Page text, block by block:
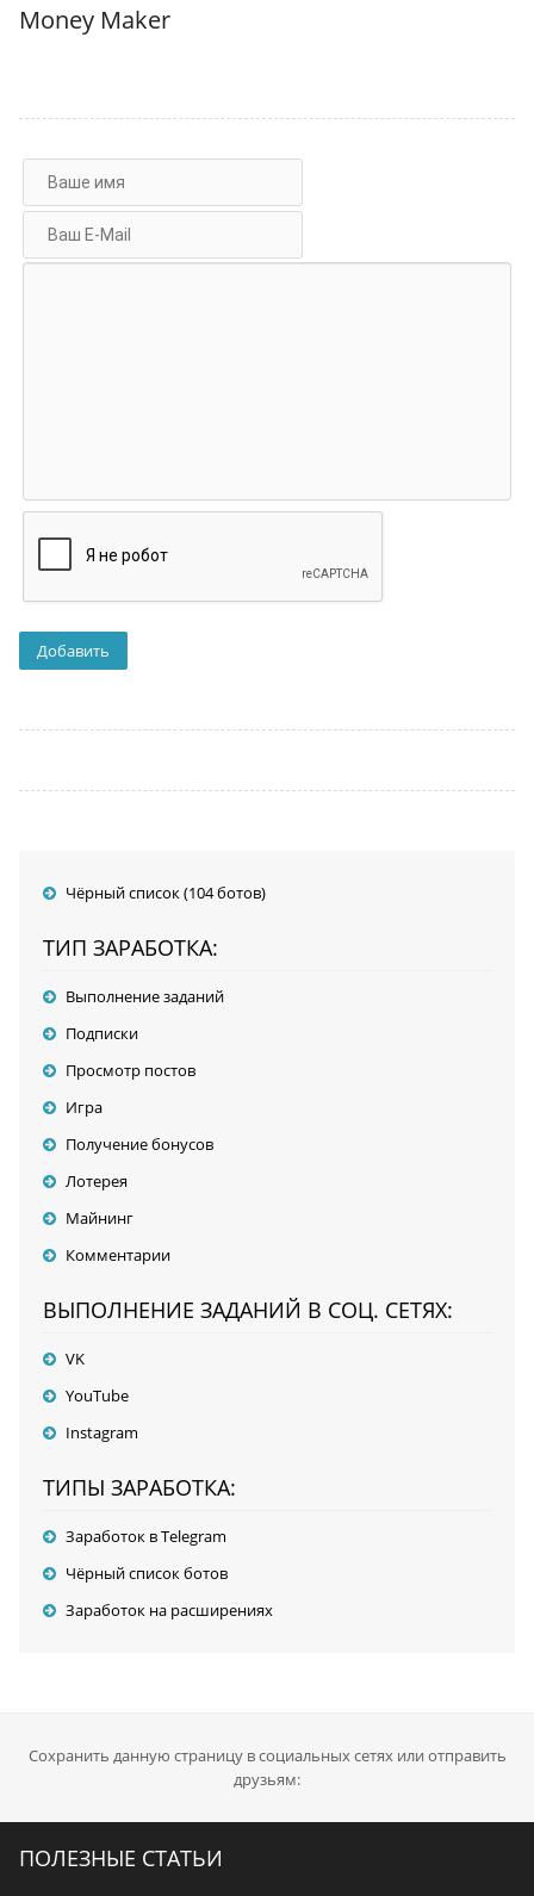
Money Maker
Чёрный список (104 ботов)
ТИП ЗАРАБОТКА:
Выполнение заданий
Подписки
Просмотр постов
Игра
Получение бонусов
Лотерея
Майнинг
Комментарии
ВЫПОЛНЕНИЕ ЗАДАНИЙ В СОЦ. СЕТЯХ:
VK
YouTube
Instagram
ТИПЫ ЗАРАБОТКА:
Заработок в Telegram
Чёрный список ботов
Заработок на расширениях
Сохранить данную страницу в социальных сетях или отправить
друзьям:
ПОЛЕЗНЫЕ СТАТЬИ